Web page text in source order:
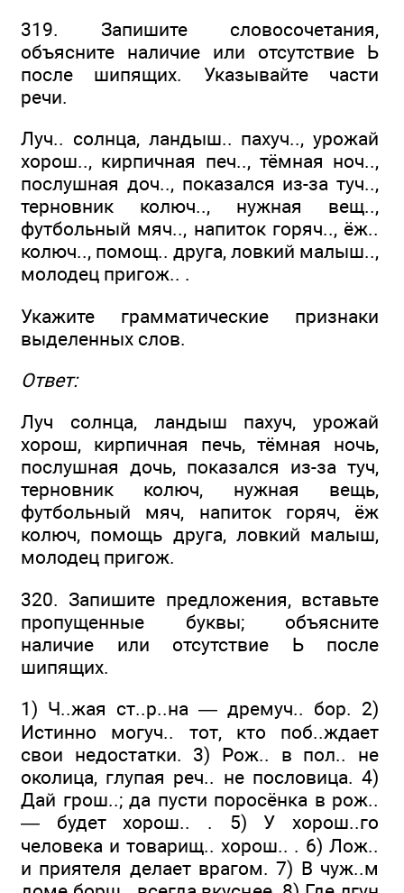
319. Запишите словосочетания,
объясните наличие или отсутствие Ь
после шипящих. Указывайте части
речи.
Луч.. солнца, ландыш.. пахуч.., урожай
хорош.., кирпичная печ.., тёмная ноч..,
послушная доч.., показался из-за туч..,
терновник колюч.., нужная вещ..,
футбольный мяч.., напиток горяч.., ёж..
колюч.., помощ.. друга, ловкий малыш..,
молодец пригож.. .
Укажите грамматические признаки
выделенных слов.
Ответ:
Луч солнца, ландыш пахуч, урожай
хорош, кирпичная печь, тёмная ночь,
послушная дочь, показался из-за туч,
терновник колюч, нужная вещь,
футбольный мяч, напиток горяч, ёж
колюч, помощь друга, ловкий малыш,
молодец пригож.
320. Запишите предложения, вставьте
пропущенные буквы; объясните
наличие или отсутствие Ь после
шипящих.
1) Ч..жая ст..р..на — дремуч.. бор. 2)
Истинно могуч.. тот, кто поб..ждает
свои недостатки. 3) Рож.. в пол.. не
околица, глупая реч.. не пословица. 4)
Дай грош..; да пусти поросёнка в рож..
— будет хорош.. . 5) У хорош..го
человека и товарищ.. хорош.. . 6) Лож..
и приятеля делает врагом. 7) В чуж..м